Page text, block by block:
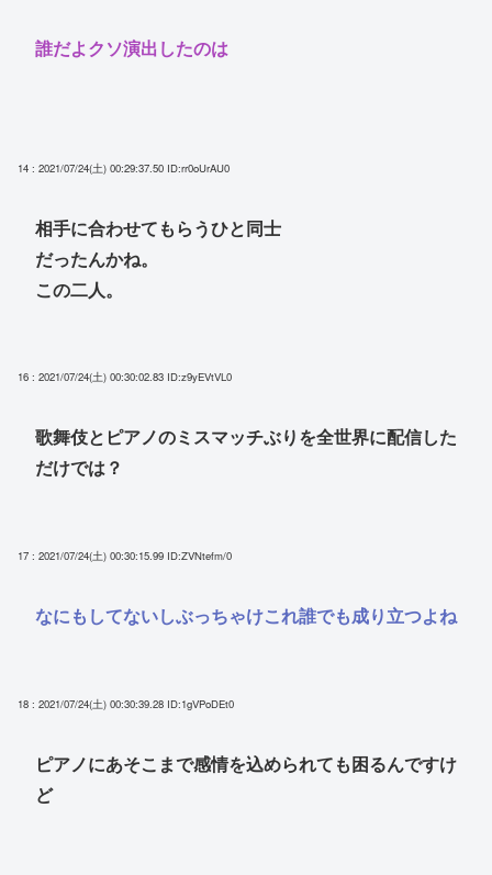
誰だよクソ演出したのは
14 : 2021/07/24(土) 00:29:37.50 ID:rr0oUrAU0
相手に合わせてもらうひと同士
だったんかね。
この二人。
16 : 2021/07/24(土) 00:30:02.83 ID:z9yEVtVL0
歌舞伎とピアノのミスマッチぶりを全世界に配信した
だけでは？
17 : 2021/07/24(土) 00:30:15.99 ID:ZVNtefm/0
なにもしてないしぶっちゃけこれ誰でも成り立つよね
18 : 2021/07/24(土) 00:30:39.28 ID:1gVPoDEt0
ピアノにあそこまで感情を込められても困るんですけ
ど